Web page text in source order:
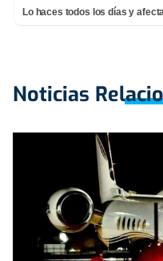
Lo haces todos los días y
Noticias